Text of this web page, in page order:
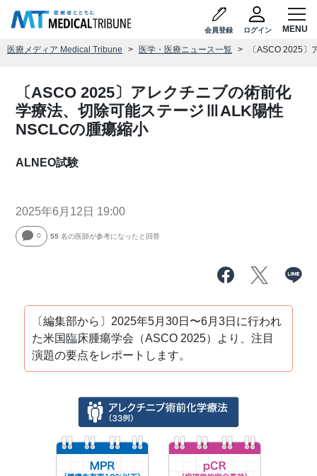
会員登録 ログイン
医療メディア Medical Tribune 医学・医療ニュース一覧 〔ASCO 2025
〔ASCO 2025〕アレクチニブの術前化
学療法、切除可能ステージⅢALK陽性
NSCLCの腫瘍縮小
ALNEO試験
2025年6月12日 19:00
0 55 名の医師が参考になったと回答
〔編集部から〕2025年5月30日〜6月3日に行われ
た米国臨床腫瘍学会（ASCO 2025）より、注目
演題の要点をレポートします。